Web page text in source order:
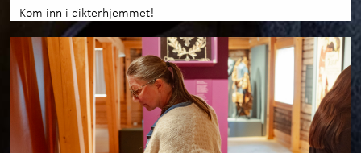
Kom inn i dikterhjemmet!